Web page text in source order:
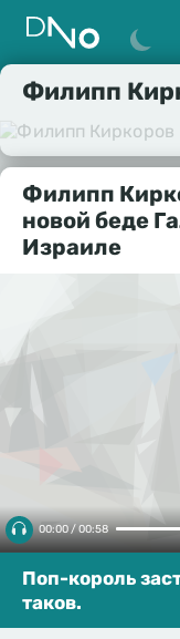
Филипп
Филипп
новой беде
Израиле
00:00 / 00:58
Поп-король
таков.